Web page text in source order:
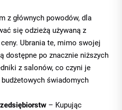
z głównych powodów, dla
się odzieżą używaną z
Ubrania te, mimo swojej
dostępne po znacznie niższych
z salonów, co czyni je
świadomych
– Kupując